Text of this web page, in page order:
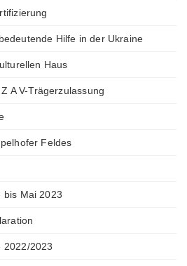
Hilfe in der Ukraine
Haus
A V-Trägerzulassung
Feldes
bis Mai 2023
2022/2023